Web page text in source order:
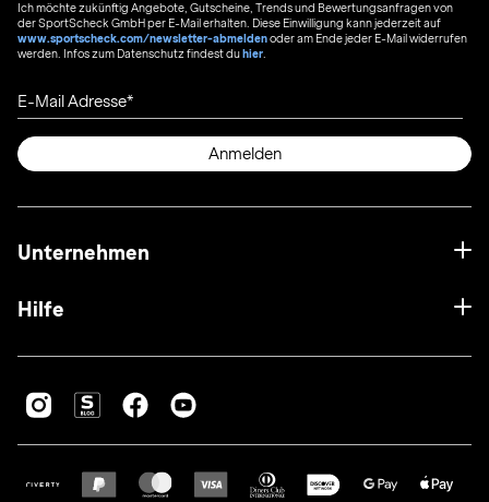
Ich möchte zukünftig Angebote, Gutscheine, Trends und Bewertungsanfragen von
der SportScheck GmbH per E-Mail erhalten. Diese Einwilligung kann jederzeit auf
www.sportscheck.com/newsletter-abmeldenoder am Ende jeder E-Mail widerrufen
werden. Infos zum Datenschutz findest duhier
E-Mail Adresse
Anmelden
Unternehmen
Hilfe